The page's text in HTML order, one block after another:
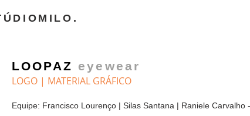
LOOPAZ eyewear
LOGO | MATERIAL GRÁFICO
Equipe: Francisco Lourenço | Silas Santana | Raniele Carvalho